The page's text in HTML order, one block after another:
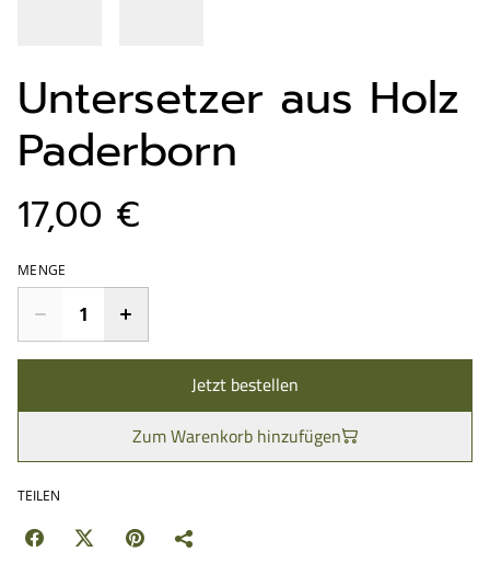
Untersetzer aus Holz
Paderborn
17,00 €
MENGE
Jetzt bestellen
Zum Warenkorb hinzufügen
TEILEN